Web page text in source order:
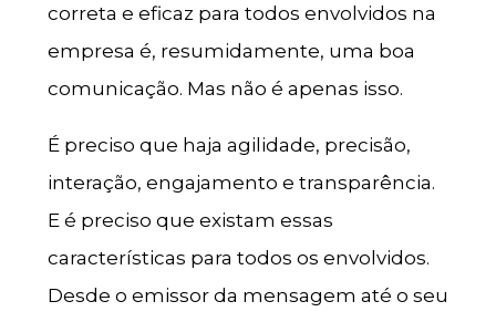
correta e eficaz para todos envolvidos na
empresa é, resumidamente, uma boa
comunicação. Mas não é apenas isso.
É preciso que haja agilidade, precisão,
interação, engajamento e transparência.
E é preciso que existam essas
características para todos os envolvidos.
Desde o emissor da mensagem até o seu